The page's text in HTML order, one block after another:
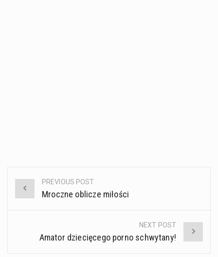
Post
PREVIOUS POST
Mroczne oblicze miłości
NEXT POST
Amator dziecięcego porno schwytany!